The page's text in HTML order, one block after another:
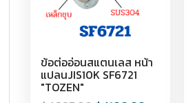
ข้อต่ออ่อนสแตนเลส หน้า
แปลนJIS10K SF6721
"TOZEN"